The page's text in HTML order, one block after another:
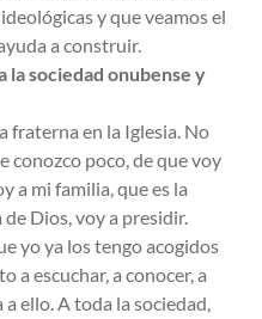
y que veamos el
a construir.
la sociedad onubense y
fraterna en la Iglesia. No
conozco poco, de que voy
a mi familia, que es la
Dios, voy a presidir.
yo ya los tengo acogidos
a escuchar, a conocer, a
ello. A toda la sociedad,